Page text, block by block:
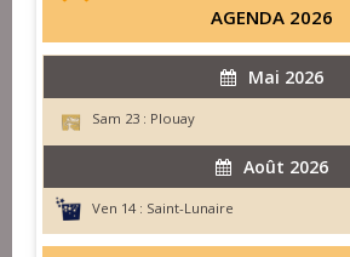
AGENDA 2026
Mai 2026
Sam 23 : Plouay
Août 2026
Ven 14 : Saint-Lunaire